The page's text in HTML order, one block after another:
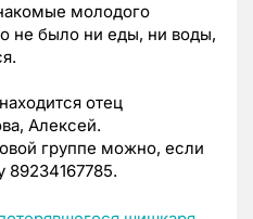
молодого
не было ни еды, ни воды,
отец
Алексей.
группе можно, если
89234167785.